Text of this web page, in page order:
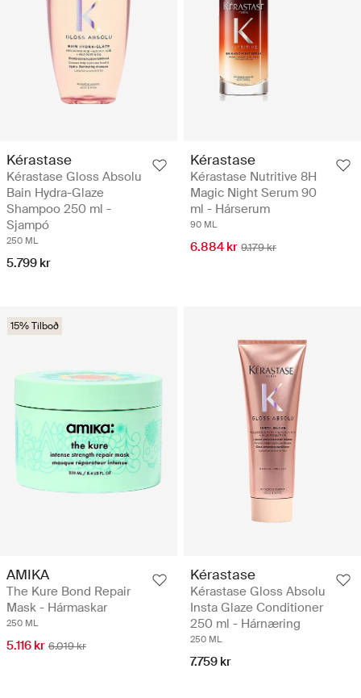
Kérastase
Kérastase Gloss Absolu
Bain Hydra-Glaze
Shampoo 250 ml -
Sjampó
250 ML
5.799 kr
Kérastase
Kérastase Nutritive 8H
Magic Night Serum 90
ml - Hárserum
90 ML
6.884 kr 9.179 kr
15% Tilboð
AMIKA
The Kure Bond Repair
Mask - Hármaskar
250 ML
5.116 kr 6.019 kr
Kérastase
Kérastase Gloss Absolu
Insta Glaze Conditioner
250 ml - Hárnæring
250 ML
7.759 kr